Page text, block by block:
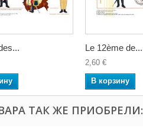
Le 12ème de...
2,60 €
В корзину
ТАК ЖЕ ПРИОБРЕЛИ: